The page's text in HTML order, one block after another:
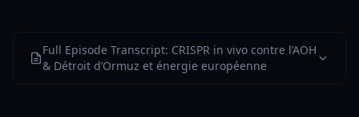
Full Episode Transcript: CRISPR in vivo contre l’AOH
& Détroit d’Ormuz et énergie européenne